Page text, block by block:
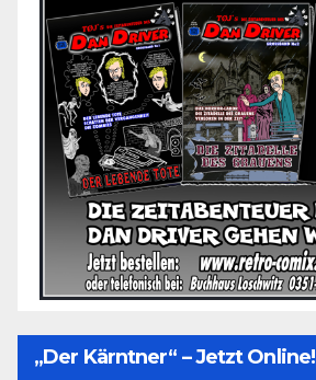
„Der Kärntner“ – Jetzt Online!